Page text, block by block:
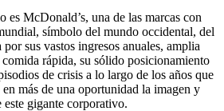
es McDonald’s, una de las marcas con
símbolo del mundo occidental, del
sus vastos ingresos anuales, amplia
rápida, su sólido posicionamiento
de crisis a lo largo de los años que
más de una oportunidad la imagen y
gigante corporativo.